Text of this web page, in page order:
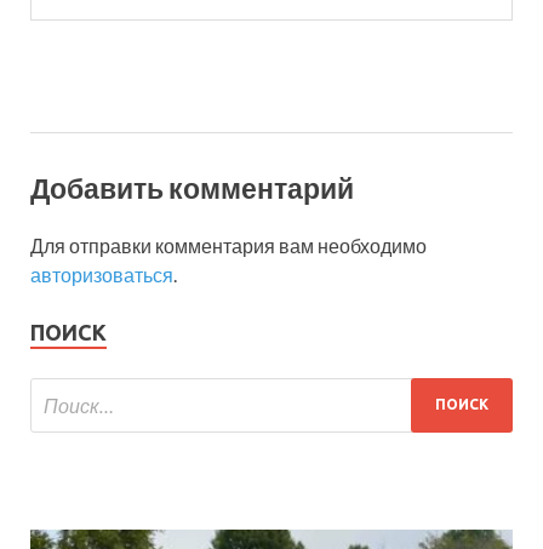
Добавить комментарий
Для отправки комментария вам необходимо
авторизоваться.
ПОИСК